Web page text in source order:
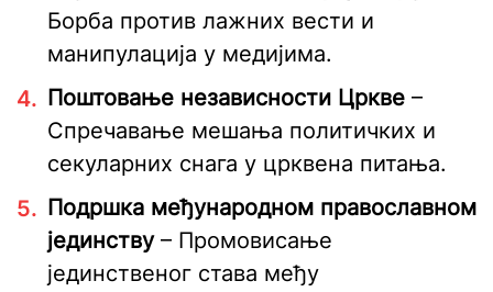
Борба против лажних вести и
манипулација у медијима.
Поштовање независности Цркве –
Спречавање мешања политичких и
секуларних снага у црквена питања.
Подршка међународном православном
јединству– Промовисање
јединственог става међу